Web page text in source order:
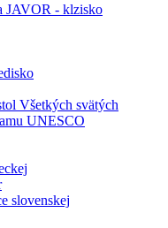
JAVOR - klzisko
Všetkých svätých
UNESCO
slovenskej